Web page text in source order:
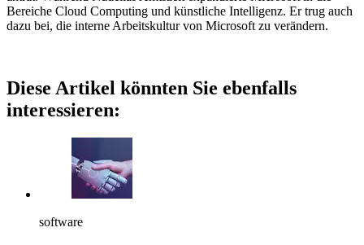
Bereiche Cloud Computing und künstliche Intelligenz. Er trug auch
dazu bei, die interne Arbeitskultur von Microsoft zu verändern.
Diese Artikel könnten Sie ebenfalls
interessieren:
software